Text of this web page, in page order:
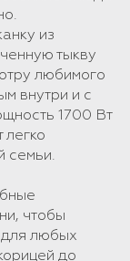
из
тыкву
любимого
внутри и с
1700 Вт
семьи.
чтобы
для любых
до